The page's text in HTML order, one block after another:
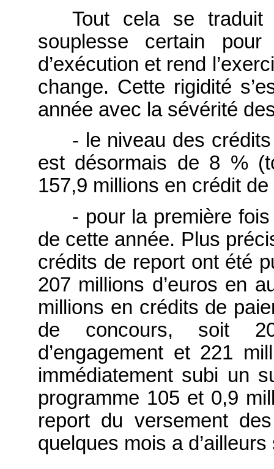
Tout cela se traduit
souplesse certain
d’exécution et rend
change. Cette rigidité
année avec la sévérité
- le niveau des
est désormais de 8 %
157,9 millions en crédit
- pour la première
de cette année. Plus
crédits de report ont été
207 millions d’euros en
millions en crédits de
de concours, soit
d’engagement et 221
immédiatement subi un
programme 105 et 0,9
report du versement
quelques mois a d’ailleurs